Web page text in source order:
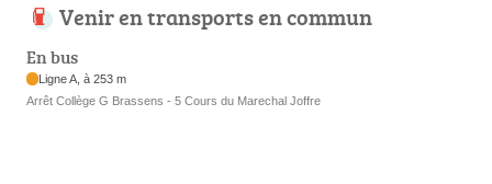
Venir en transports en commun
En bus
Ligne A, à 253 m
Arrêt Collège G Brassens - 5 Cours du Marechal Joffre